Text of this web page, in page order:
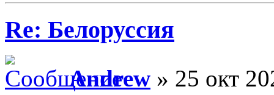
Re: Белоруссия
Andrew » 25 окт